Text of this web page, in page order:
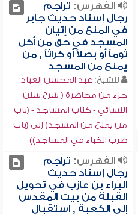
الفهرس: تراجم
رجال إسناد حديث جابر
في المنع من إتيان
المسجد في حق من أكل
ثوماً أو بصلاً أو كراثاً , من
يمنع من المسجد
للشيخ: عبد المحسن العباد
جزء من محاضرة ( شرح سنن
النسائي - كتاب المساجد - (باب
من يمنع من المسجد) إلى (باب
ضرب الخباء في المساجد))
الفهرس: تراجم
رجال إسناد حديث
البراء بن عازب في تحويل
القبلة من بيت المقدس
إلى الكعبة , استقبال